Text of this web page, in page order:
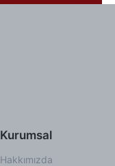
Kurumsal
Hakkımızda